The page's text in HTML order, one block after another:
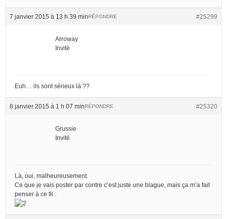
7 janvier 2015 à 13 h 39 min #25299
RÉPONDRE
Arroway
Invité
Euh… ils sont sérieux là ??
8 janvier 2015 à 1 h 07 min #25320
RÉPONDRE
Grussie
Invité
Là, oui, malheureusement.
Ce que je vais poster par contre c’est juste une blague, mais ça m’a fait
penser à ce fil :